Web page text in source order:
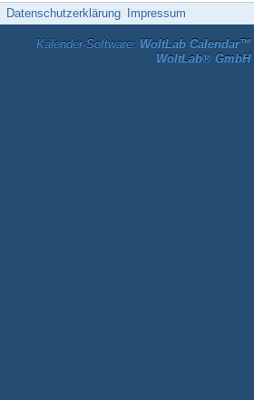
Datenschutzerklärung Impressum
Kalender-Software: WoltLab Calendar™
WoltLab® GmbH